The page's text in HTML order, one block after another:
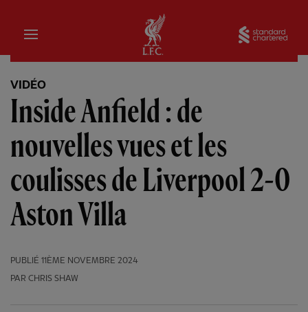
Domicile
VIDÉO
Inside Anfield : de
nouvelles vues et les
coulisses de Liverpool 2-0
Aston Villa
PUBLIÉ 11ÈME NOVEMBRE 2024
PAR CHRIS SHAW